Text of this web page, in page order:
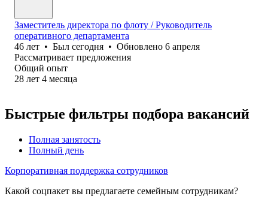
Заместитель директора по флоту / Руководитель
оперативного департамента
46 лет • Был сегодня • Обновлено 6 апреля
Рассматривает предложения
Общий опыт
28 лет 4 месяца
Быстрые фильтры подбора вакансий
Полная занятость
Полный день
Корпоративная поддержка сотрудников
Какой соцпакет вы предлагаете семейным сотрудникам?